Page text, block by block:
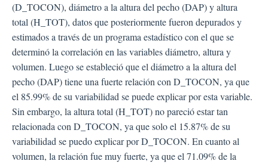
(D_TOCON), diámetro a la altura del pecho (DAP) y altura
total (H_TOT), datos que posteriormente fueron depurados y
estimados a través de un programa estadístico con el que se
determinó la correlación en las variables diámetro, altura y
volumen. Luego se estableció que el diámetro a la altura del
pecho (DAP) tiene una fuerte relación con D_TOCON, ya que
el 85.99% de su variabilidad se puede explicar por esta variable.
Sin embargo, la altura total (H_TOT) no pareció estar tan
relacionada con D_TOCON, ya que solo el 15.87% de su
variabilidad se puedo explicar por D_TOCON. En cuanto al
volumen, la relación fue muy fuerte, ya que el 71.09% de la